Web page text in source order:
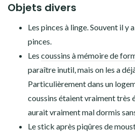
Objets divers
Les pinces à linge. Souvent il y
pinces.
Les coussins à mémoire de
paraître inutil, mais on les a
Particulièrement dans un
coussins étaient vraiment très
aurait vraiment mal dormis
Le stick après piqûres de